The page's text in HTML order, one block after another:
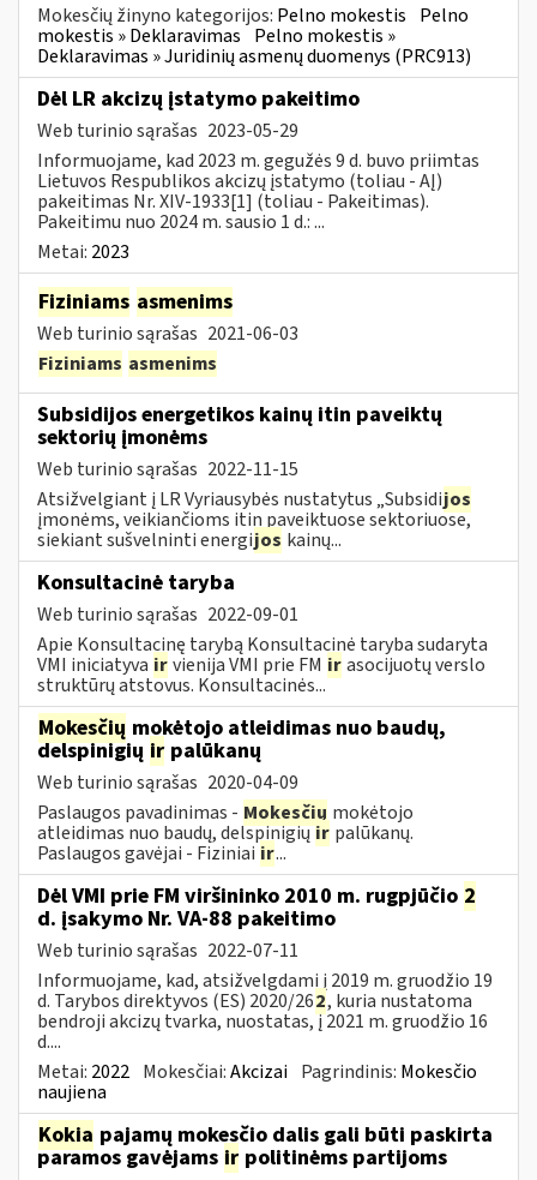
Mokesčių žinyno kategorijos: Pelno mokestis Pelno
mokestis » Deklaravimas Pelno mokestis »
Deklaravimas » Juridinių asmenų duomenys (PRC913)
Dėl LR akcizų įstatymo pakeitimo
Web turinio sąrašas 2023-05-29
Informuojame, kad 2023 m. gegužės 9 d. buvo priimtas
Lietuvos Respublikos akcizų įstatymo (toliau - AĮ)
pakeitimas Nr. XIV-1933[1] (toliau - Pakeitimas).
Pakeitimu nuo 2024 m. sausio 1 d.: ...
Metai: 2023
Fiziniams asmenims
Web turinio sąrašas 2021-06-03
Fiziniams asmenims
Subsidijos energetikos kainų itin paveiktų
sektorių įmonėms
Web turinio sąrašas 2022-11-15
Atsižvelgiant į LR Vyriausybės nustatytus „Subsidijos
įmonėms, veikiančioms itin paveiktuose sektoriuose,
siekiant sušvelninti energijos kainų...
Konsultacinė taryba
Web turinio sąrašas 2022-09-01
Apie Konsultacinę tarybą Konsultacinė taryba sudaryta
VMI iniciatyva irvienija VMI prie FM irasocijuotų verslo
struktūrų atstovus. Konsultacinės...
Mokesčių mokėtojo atleidimas nuo baudų,
delspinigių ir palūkanų
Web turinio sąrašas 2020-04-09
Paslaugos pavadinimas - Mokesčių mokėtojo
atleidimas nuo baudų, delspinigiųir palūkanų.
Paslaugos gavėjai - Fiziniai ir...
Dėl VMI prie FM viršininko 2010 m. rugpjūčio 2
d. įsakymo Nr. VA-88 pakeitimo
Web turinio sąrašas 2022-07-11
Informuojame, kad, atsižvelgdami į 2019 m. gruodžio 19
d. Tarybos direktyvos (ES) 2020/262, kuria nustatoma
bendroji akcizų tvarka, nuostatas, į 2021 m. gruodžio 16
d....
Metai: 2022 Mokesčiai:Akcizai Pagrindinis: Mokesčio
naujiena
Kokia pajamų mokesčio dalis gali būti paskirta
paramos gavėjams ir politinėms partijoms